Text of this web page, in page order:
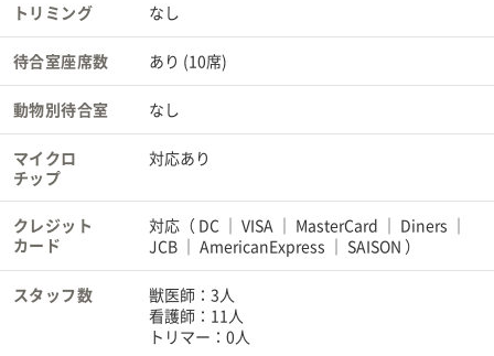
トリミング なし
待合室座席数 あり (10席)
動物別待合室 なし
マイクロ
チップ
対応あり
クレジット
カード
対応（ DC VISA MasterCard
Diners
JCB
AmericanExpress SAISON ）
スタッフ数
獣医師：3人
看護師：11人
トリマー：0人